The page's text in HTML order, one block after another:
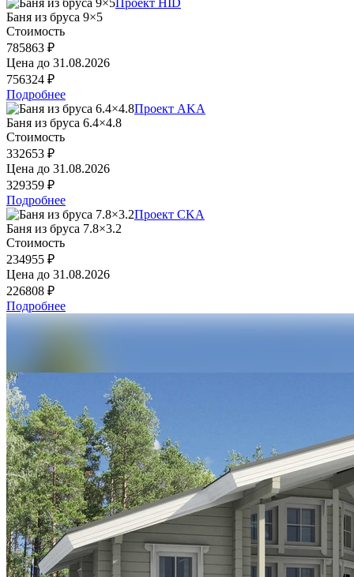
Баня из бруса 9×5
Стоимость
785863 ₽
Цена до 31.08.2026
756324 ₽
Подробнее
Проект AKA
Баня из бруса 6.4×4.8
Стоимость
332653 ₽
Цена до 31.08.2026
329359 ₽
Подробнее
Проект CKA
Баня из бруса 7.8×3.2
Стоимость
234955 ₽
Цена до 31.08.2026
226808 ₽
Подробнее